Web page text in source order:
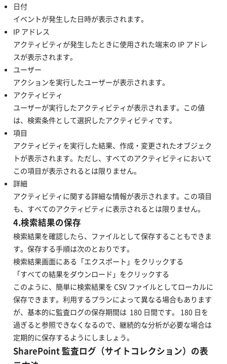
日付
イベントが発生した日時が表示されます。
IP アドレス
アクティビティが発生したときに使用された端末の IP アドレ
スが表示されます。
ユーザー
アクションを実行したユーザーが表示されます。
アクティビティ
ユーザーが実行したアクティビティが表示されます。この値
は、検索条件として選択したアクティビティです。
項目
アクティビティを実行した結果、作成・変更されたオブジェク
トが表示されます。ただし、すべてのアクティビティにおいて
この項目が表示されるとは限りません。
詳細
アクティビティに関する詳細な情報が表示されます。この項目
も、すべてのアクティビティに表示されるとは限りません。
4.検索結果の保存
検索結果を確認したら、ファイルとして保存することもできま
す。保存する手順は次のとおりです。
検索結果画面にある「エクスポート」をクリックする
「すべての結果をダウンロード」をクリックする
このように、簡単に検索結果を CSV ファイルとしてローカルに
保存できます。利用するプランによって異なる場合もあります
が、基本的に監査ログの保存期間は 180 日間です。 180 日を
過ぎると参照できなくなるので、継続的な分析が必要な場合は
定期的に保存するようにしましょう。
SharePoint 監査ログ（サイトコレクション）の表